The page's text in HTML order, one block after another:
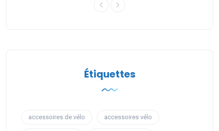
Étiquettes
accessoires de vélo accessoires vélo